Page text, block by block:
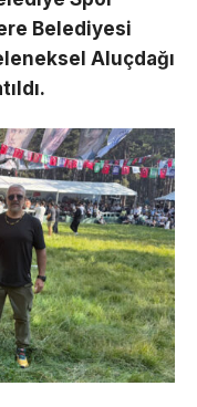
Belediyesi
Aluçdağı